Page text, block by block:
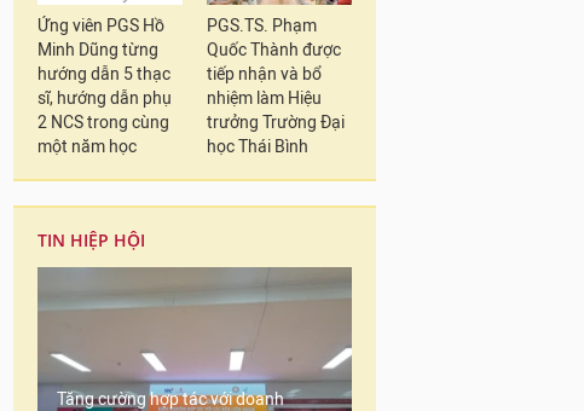
Ứng viên PGS Hồ
Minh Dũng từng
hướng dẫn 5 thạc
sĩ, hướng dẫn phụ
2 NCS trong cùng
một năm học
PGS.TS. Phạm
Quốc Thành được
tiếp nhận và bổ
nhiệm làm Hiệu
trưởng Trường Đại
học Thái Bình
TIN HIỆP HỘI
Tăng cường hợp tác với doanh